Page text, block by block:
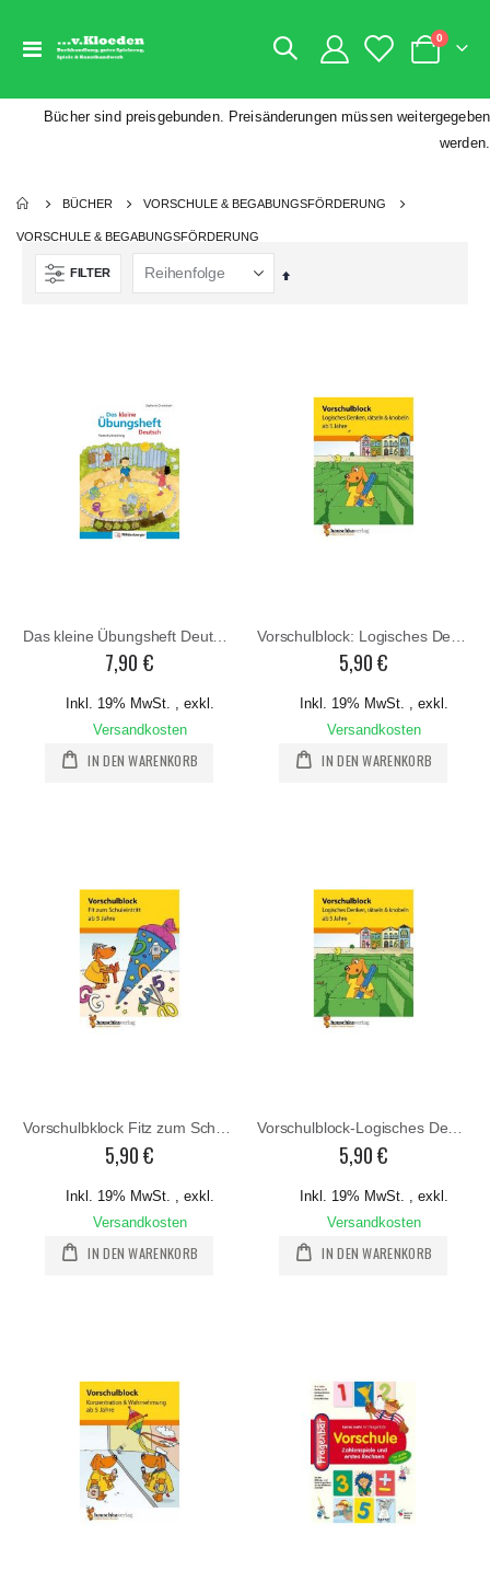
Navigation
Warenkorb
0 Artikel
Bücher sind preisgebunden. Preisänderungen müssen weitergegeben
werden.
BÜCHER VORSCHULE & BEGABUNGSFÖRDERUNG
VORSCHULE & BEGABUNGSFÖRDERUNG
FILTER
Absteigend
Das kleine Übungsheft Deutsch - Vorschultraining.
7,90 €
Inkl. 19% MwSt. , exkl.
Versandkosten
IN DEN WARENKORB
5,90 €
Inkl. 19% MwSt. , exkl.
Versandkosten
IN DEN WARENKORB
5,90 €
Inkl. 19% MwSt.
exkl.
Versandkosten
IN DEN WARENKORB
5,90 €
Inkl. 19% MwSt.
exkl.
Versandkosten
IN DEN WARENKORB